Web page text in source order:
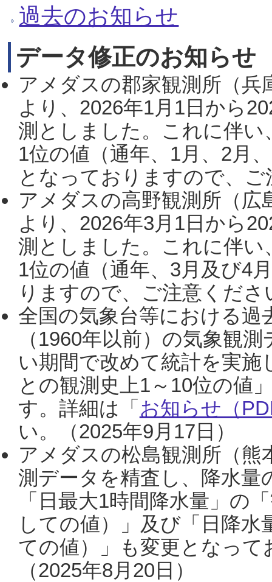
過去のお知らせ
データ修正のお知らせ
アメダスの郡家観測所（
より、2026年1月1日から
測としました。これに伴い
1位の値（通年、1月、2月
となっておりますので、
アメダスの高野観測所（
より、2026年3月1日から
測としました。これに伴い
1位の値（通年、3月及び4
りますので、ご注意くだ
全国の気象台等における過
（1960年以前）の気象観
い期間で改めて統計を実
との観測史上1～10位の値
す。詳細は「 お知らせ（
い。（2025年9月17日）
アメダスの松島観測所（熊
測データを精査し、降水
「日最大1時間降水量」の
しての値）」及び「日降
ての値）」も変更となっ
（2025年8月20日）